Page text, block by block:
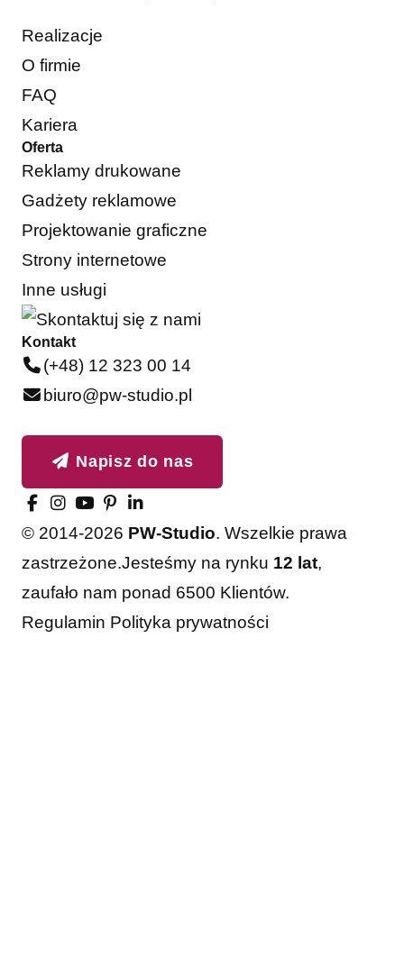
Realizacje
O firmie
FAQ
Kariera
Oferta
Reklamy drukowane
Gadżety reklamowe
Projektowanie graficzne
Strony internetowe
Inne usługi
Kontakt
(+48) 12 323 00 14
biuro@pw-studio.pl
Napisz do nas
© 2014-2026 PW-Studio. Wszelkie prawa
zastrzeżone.Jesteśmy na rynku 12 lat,
zaufało nam ponad 6500 Klientów.
Regulamin Polityka prywatności